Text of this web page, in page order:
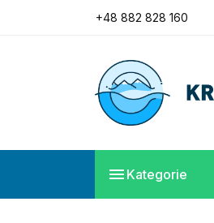
Potrzebujesz pomocy?
+48 882 828 160
Potrzebujesz pomocy?
+48 882 828 160
 Kategorie